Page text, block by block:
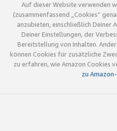
Auf dieser Website verwenden
(zusammenfassend „Cookies“
anzubieten, einschließlich Deiner
Deiner Einstellungen, der
Bereitstellung von Inhalten.
können Cookies für zusätzliche
zu erfahren, wie Amazon Cookies
zu